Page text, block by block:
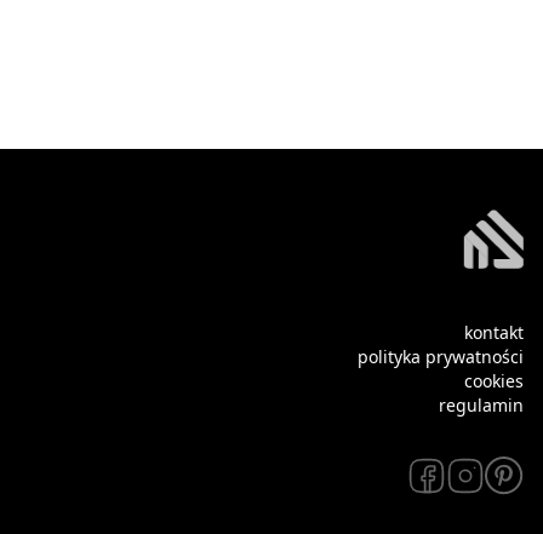
kontakt
polityka prywatności
cookies
regulamin